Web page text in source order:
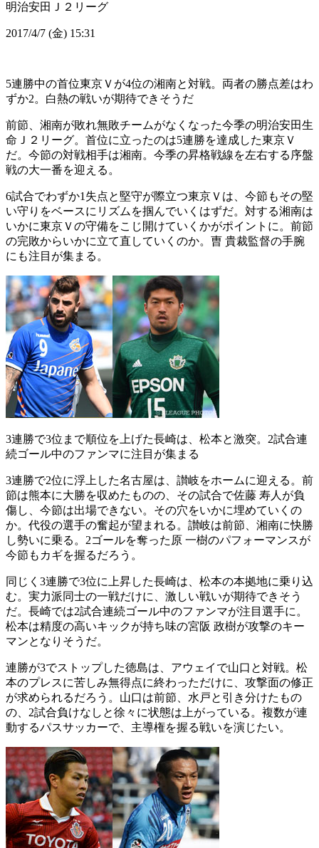
明治安田Ｊ２リーグ
2017/4/7 (金) 15:31
5連勝中の首位東京Ｖが4位の湘南と対戦。両者の勝点差はわ
ずか2。白熱の戦いが期待できそうだ
前節、湘南が敗れ無敗チームがなくなった今季の明治安田生
命Ｊ２リーグ。首位に立ったのは5連勝を達成した東京Ｖ
だ。今節の対戦相手は湘南。今季の昇格戦線を左右する序盤
戦の大一番を迎える。
6試合でわずか1失点と堅守が際立つ東京Ｖは、今節もその堅
い守りをベースにリズムを掴んでいくはずだ。対する湘南は
いかに東京Ｖの守備をこじ開けていくかがポイントに。前節
の完敗からいかに立て直していくのか。曺 貴裁監督の手腕
にも注目が集まる。
3連勝で3位まで順位を上げた長崎は、松本と激突。2試合連
続ゴール中のファンマに注目が集まる
3連勝で2位に浮上した名古屋は、讃岐をホームに迎える。前
節は熊本に大勝を収めたものの、その試合で佐藤 寿人が負
傷し、今節は出場できない。その穴をいかに埋めていくの
か。代役の選手の奮起が望まれる。讃岐は前節、湘南に快勝
し勢いに乗る。2ゴールを奪った原 一樹のパフォーマンスが
今節もカギを握るだろう。
同じく3連勝で3位に上昇した長崎は、松本の本拠地に乗り込
む。実力派同士の一戦だけに、激しい戦いが期待できそう
だ。長崎では2試合連続ゴール中のファンマが注目選手に。
松本は精度の高いキックが持ち味の宮阪 政樹が攻撃のキー
マンとなりそうだ。
連勝が3でストップした徳島は、アウェイで山口と対戦。松
本のプレスに苦しみ無得点に終わっただけに、攻撃面の修正
が求められるだろう。山口は前節、水戸と引き分けたもの
の、2試合負けなしと徐々に状態は上がっている。複数が連
動するパスサッカーで、主導権を握る戦いを演じたい。